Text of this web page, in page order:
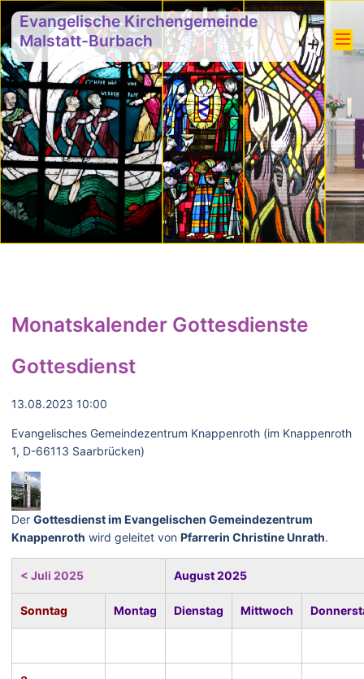
Evangelische Kirchengemeinde
Malstatt-Burbach
Monatskalender Gottesdienste
Gottesdienst
13.08.2023 10:00
Evangelisches Gemeindezentrum Knappenroth (im Knappenroth
1, D-66113 Saarbrücken)
Der Gottesdienst im Evangelischen Gemeindezentrum
Knappenroth wird geleitet von Pfarrerin Christine Unrath.
< Juli 2025 August 2025
Sonntag Montag Dienstag Mittwoch